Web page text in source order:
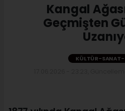
Kangal
Geçmişten
KÜLTÜR-SANAT-